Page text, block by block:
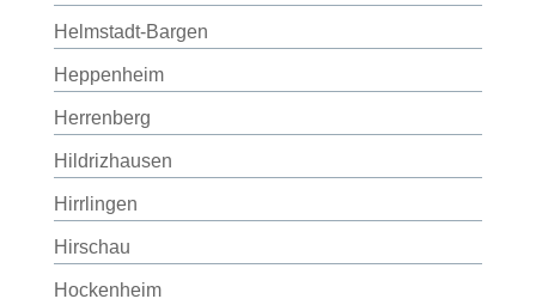
Helmstadt-Bargen
Heppenheim
Herrenberg
Hildrizhausen
Hirrlingen
Hirschau
Hockenheim